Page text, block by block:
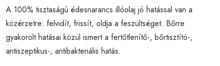
A 100% tisztaságú édesnarancs illóolaj jó hatással van a
közérzetre: felvidít, frissít, oldja a feszültséget. Bőrre
gyakorolt hatásai közül ismert a fertőtlenítő-, bőrtisztító-,
antiszeptikus-, antibakteriális hatás.